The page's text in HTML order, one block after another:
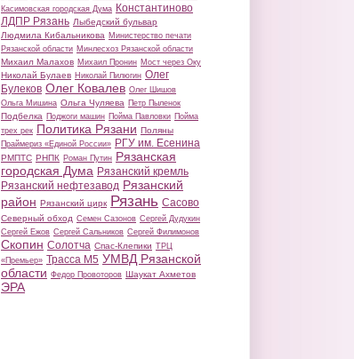
Касимовская городская Дума Константиново
ЛДПР Рязань Лыбедский бульвар
Людмила Кибальникова Министерство печати
Рязанской области Минлесхоз Рязанской области
Михаил Малахов Михаил Пронин Мост через Оку
Николай Булаев Николай Пилюгин Олег
Булеков Олег Ковалев Олег Шишов
Ольга Мишина Ольга Чуляева Петр Пыленок
Подбелка Поджоги машин Пойма Павловки Пойма
трех рек Политика Рязани Поляны
Праймериз «Единой России» РГУ им. Есенина
РМПТС РНПК Роман Путин Рязанская
городская Дума Рязанский кремль
Рязанский нефтезавод Рязанский
район Рязанский цирк Рязань Сасово
Северный обход Семен Сазонов Сергей Дудукин
Сергей Ежов Сергей Сальников Сергей Филимонов
Скопин Солотча Спас-Клепики ТРЦ
«Премьер» Трасса М5 УМВД Рязанской
области Федор Провоторов Шаукат Ахметов
ЭРА